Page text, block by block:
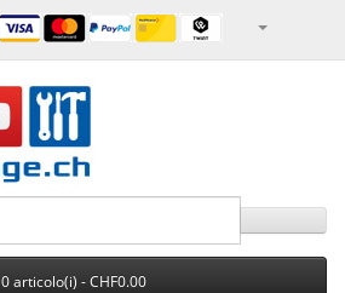
0 articolo(i) - CHF0.00